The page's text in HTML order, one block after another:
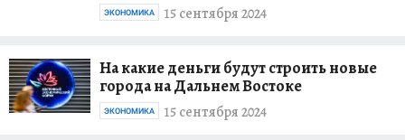
15 сентября 2024
ЭКОНОМИКА
На какие деньги будут строить новые
города на Дальнем Востоке
15 сентября 2024
ЭКОНОМИКА